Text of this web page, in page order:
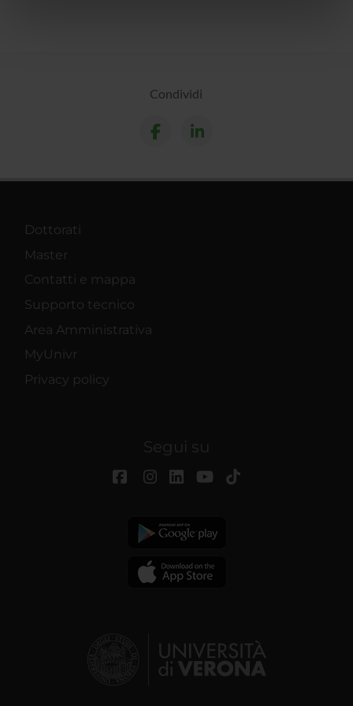
Condividi
Dottorati
Master
Contatti e mappa
Supporto tecnico
Area Amministrativa
MyUnivr
Privacy policy
Segui su